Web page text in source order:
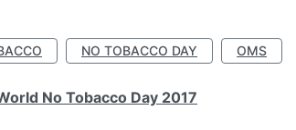
NO TOBACCO DAY OMS
No Tobacco Day 2017